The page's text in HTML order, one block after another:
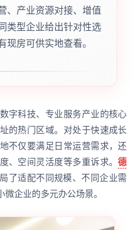
、产业资源对接、增值
类型企业给出针对性选
现房可供实地查看。
字科技、专业服务产业的核心
的热门区域。对处于快速成长
不仅要满足日常运营需求，还
、空间灵活度等多重诉求。德
了适配不同规模、不同企业需
企业的多元办公场景。